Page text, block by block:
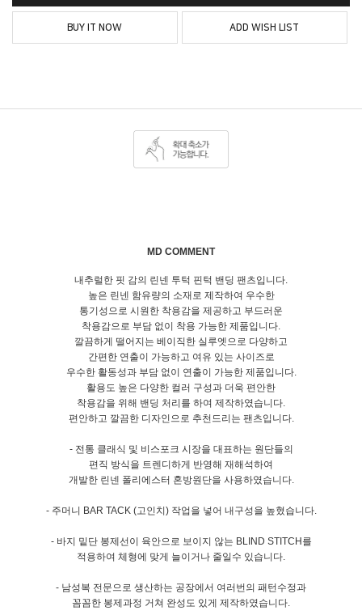
BUY IT NOW ADD WISH LIST
MD COMMENT
내추럴한 핏 감의 린넨 투턱 핀턱 밴딩 팬츠입니다.
높은 린넨 함유량의 소재로 제작하여 우수한
통기성으로 시원한 착용감을 제공하고 부드러운
착용감으로 부담 없이 착용 가능한 제품입니다.
깔끔하게 떨어지는 베이직한 실루엣으로 다양하고
간편한 연출이 가능하고 여유 있는 사이즈로
우수한 활동성과 부담 없이 연출이 가능한 제품입니다.
활용도 높은 다양한 컬러 구성과 더욱 편안한
착용감을 위해 밴딩 처리를 하여 제작하였습니다.
편안하고 깔끔한 디자인으로 추천드리는 팬츠입니다.
- 전통 클래식 및 비스포크 시장을 대표하는 원단들의
편직 방식을 트렌디하게 반영해 재해석하여
개발한 린넨 폴리에스터 혼방원단을 사용하였습니다.
- 주머니 BAR TACK (고인치) 작업을 넣어 내구성을 높혔습니다.
- 바지 밑단 봉제선이 육안으로 보이지 않는 BLIND STITCH를
적용하여 체형에 맞게 늘이거나 줄일수 있습니다.
- 남성복 전문으로 생산하는 공장에서 여러번의 패턴수정과
꼼꼼한 봉제과정 거쳐 완성도 있게 제작하였습니다.